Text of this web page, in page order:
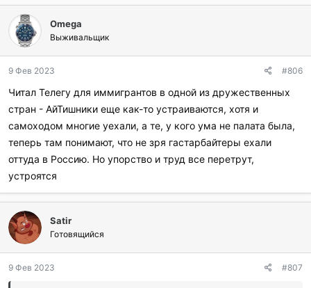
гномиками достойный, схема дубовая и простая. Назад-то
хрен кто поедет, позор же. Развели как сельскую проститутку,
пообещав карьеру московской вип-эскортницы, а по факту по
приезду в Бибирево отняли паспорт и назначили норму в 20
Так что скоро можно ждать на фронтах появления новых
подразделений. Вполне очевидно, куда этих рекрутов после
минимального обучения кинут. При подписании контракта ж
они не граждане UK, их даже в потери армии записывать не
Отлично побегали с "молотовыми" в 2019 пацаны, жалуясь на
жестокость полиции "ой я убегая упал и синяк на коленке".
Пожалуетесь на "Солнцепёк", там, наверху.
Omega
Выживальщик
9 Фев 2023 #806
Читал Телегу для иммигрантов в одной из дружественных
стран - АйТишники еще как-то устраиваются, хотя и
самоходом многие уехали, а те, у кого ума не палата была,
теперь там понимают, что не зря гастарбайтеры ехали
оттуда в Россию. Но упорство и труд все перетрут,
устроятся
Satir
Готовящийся
9 Фев 2023 #807